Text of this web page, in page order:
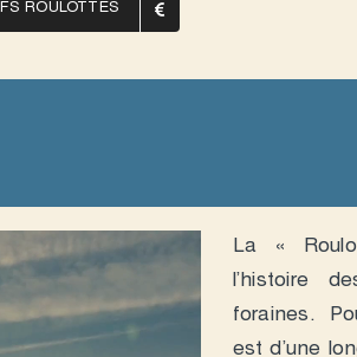
ROULOTTES
La «
l’histoire
foraines.
est d’une